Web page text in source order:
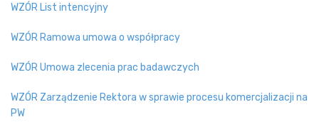
WZÓR List intencyjny
WZÓR Ramowa umowa o współpracy
WZÓR Umowa zlecenia prac badawczych
WZÓR Zarządzenie Rektora w sprawie procesu komercjalizacji na
PW